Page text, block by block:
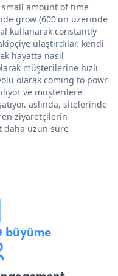
small amount of time
grow (600'ün üzerinde
kullanarak constantly
ulaştırdılar. kendi
hayatta nasıl
müşterilerine hızlı
olarak coming to powr
ve müşterilere
aslında, sitelerinde
ziyaretçilerin
daha uzun süre
büyüme